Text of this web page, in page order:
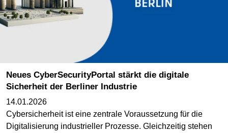
Neues CyberSecurityPortal stärkt die digitale
Sicherheit der Berliner Industrie
14.01.2026
Cybersicherheit ist eine zentrale Voraussetzung für die
Digitalisierung industrieller Prozesse. Gleichzeitig stehen